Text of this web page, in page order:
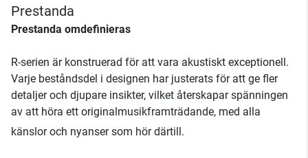
Prestanda
Prestanda omdefinieras
R-serien är konstruerad för att vara akustiskt exceptionell.
Varje beståndsdel i designen har justerats för att ge fler
detaljer och djupare insikter, vilket återskapar spänningen
av att höra ett originalmusikframträdande, med alla
känslor och nyanser som hör därtill.